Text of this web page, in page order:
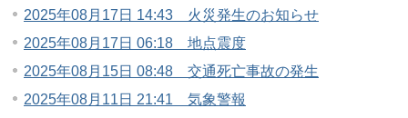
2025年08月17日 14:43 火災発生のお知らせ
2025年08月17日 06:18 地点震度
2025年08月15日 08:48 交通死亡事故の発生
2025年08月11日 21:41 気象警報